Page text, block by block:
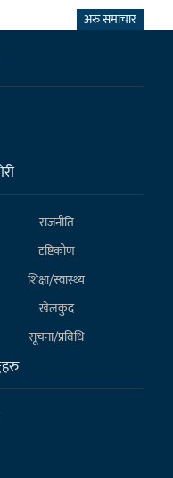
अरु समाचार
राजनीति
दृष्टिकोण
शिक्षा/स्वास्थ्य
खेलकुद
सूचना/प्रविधि